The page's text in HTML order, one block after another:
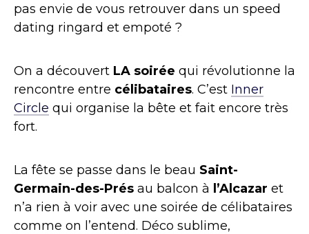
pas envie de vous retrouver dans un speed
dating ringard et empoté ?
On a découvert LA soirée qui révolutionne la
rencontre entre célibataires. C’est Inner
Circle qui organise la bête et fait encore très
fort.
La fête se passe dans le beau Saint-
Germain-des-Prés au balcon à l’Alcazar et
n’a rien à voir avec une soirée de célibataires
comme on l’entend. Déco sublime,